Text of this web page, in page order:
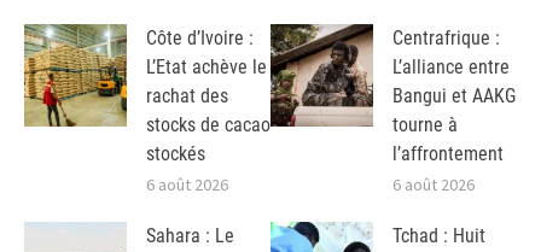
Côte d’Ivoire :
L’Etat achève le
rachat des
stocks de cacao
stockés
6 août 2026
Centrafrique :
L’alliance entre
Bangui et AAKG
tourne à
l’affrontement
6 août 2026
Sahara : Le
Tchad : Huit